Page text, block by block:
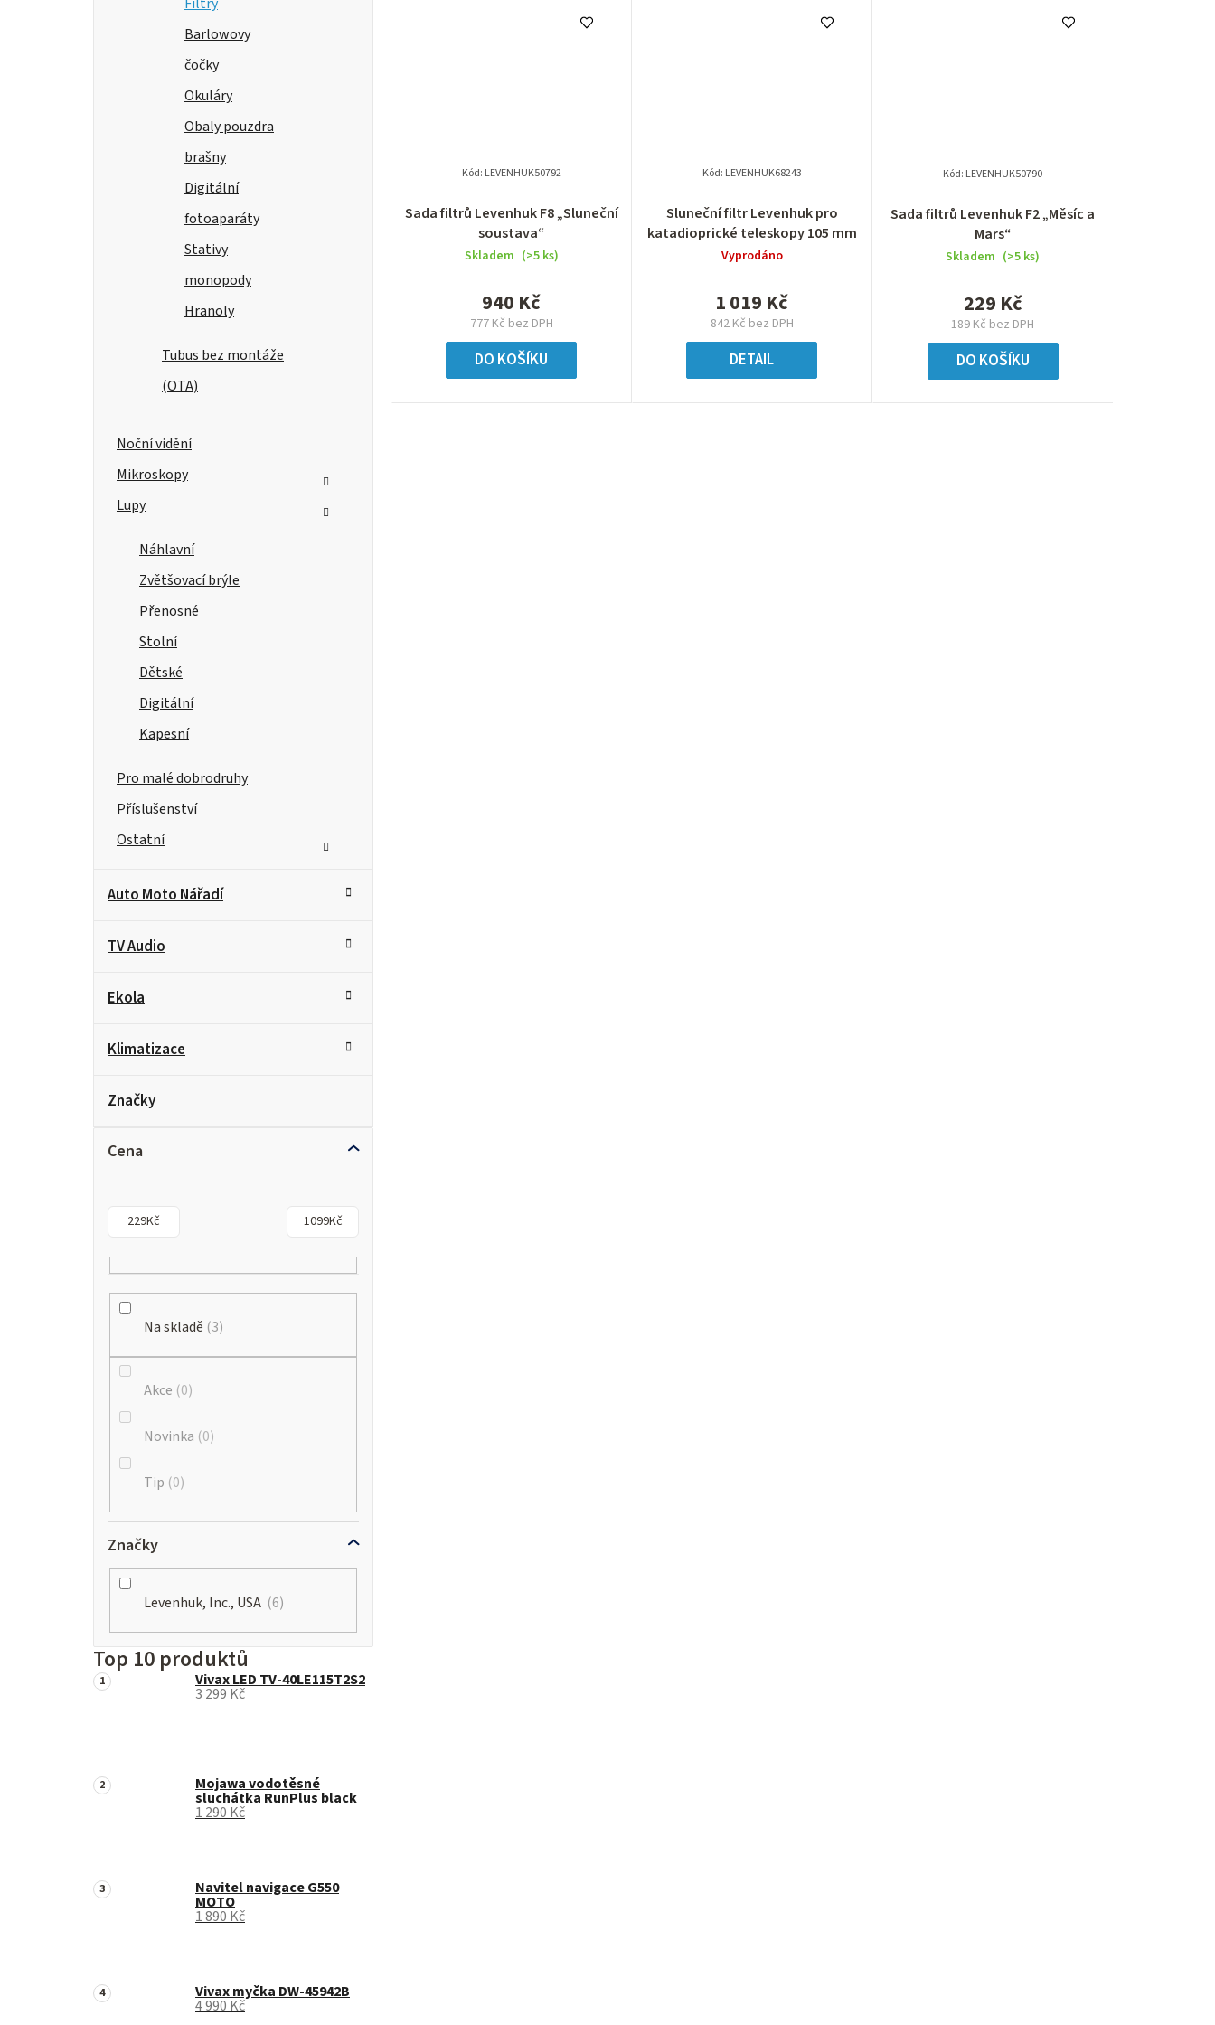
Barlowovy
čočky
Okuláry
Obaly pouzdra
brašny
Digitální
fotoaparáty
Stativy
monopody
Hranoly
Tubus bez montáže
(OTA)
Noční vidění
Mikroskopy
Lupy
Náhlavní
Zvětšovací brýle
Přenosné
Stolní
Dětské
Digitální
Kapesní
Pro malé dobrodruhy
Příslušenství
Ostatní
Auto Moto Nářadí
TV Audio
Ekola
Klimatizace
Značky
Cena
229Kč 1099Kč
Na skladě 3
Akce 0
Novinka 0
Tip 0
Značky
Levenhuk, Inc., USA 6
Top 10 produktů
Vivax LED TV-40LE115T2S2
3 299 Kč
Mojawa vodotěsné
sluchátka RunPlus black
1 290 Kč
Navitel navigace G550
MOTO
1 890 Kč
Vivax myčka DW-45942B
4 990 Kč
Sada filtrů Levenhuk F8 „Sluneční
soustava“
Skladem (>5 ks)
777 Kč bez DPH
940 Kč
DO KOŠÍKU
Kód: LEVENHUK50792
Sluneční filtr Levenhuk pro
katadioprické teleskopy 105 mm
Vyprodáno
842 Kč bez DPH
1 019 Kč
DETAIL
Kód: LEVENHUK68243
Sada filtrů Levenhuk F2 „Měsíc a
Mars“
Skladem (>5 ks)
189 Kč bez DPH
229 Kč
DO KOŠÍKU
Kód: LEVENHUK50790